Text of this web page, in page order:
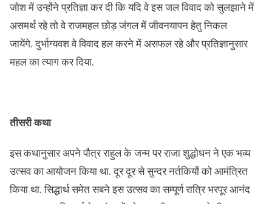
जोश में उन्होंने प्रतिज्ञा कर दी कि यदि वे इस जल विवाद को सुलझाने में
असमर्थ रहे तो वे राजमहल छोड़ जंगल में जीवनयापन हेतु निकल
जायेंगे. दुर्भाग्यवश वे विवाद हल करने में असफल रहे और प्रतिज्ञानुसार
महल का त्याग कर दिया.
तीसरी कथा
इस कथानुसार अपने पौत्र राहुल के जन्म पर राजा शुद्धोधन ने एक भव्य
उत्सव का आयोजन किया था. दूर दूर से सुन्दर नर्तकियों को आमंत्रित
किया था. सिद्धार्थ समेत सबने इस उत्सव का सम्पूर्ण रात्रि भरपूर आनंद